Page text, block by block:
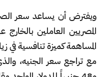
ويفترض أن يساعد سعر
المصريين العاملين
المساهمة كميزة تنافسية في